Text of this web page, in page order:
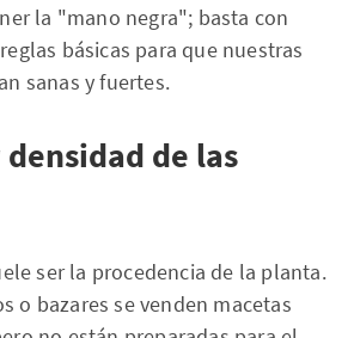
la "mano negra"; basta con
básicas para que nuestras
sanas y fuertes.
densidad de las
ser la procedencia de la planta.
o bazares se venden macetas